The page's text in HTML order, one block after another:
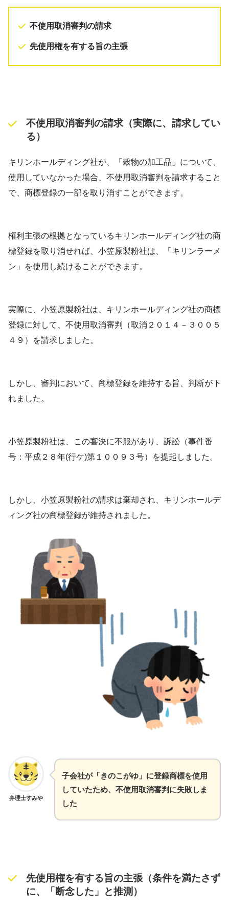
不使用取消審判の請求
先使用権を有する旨の主張
不使用取消審判の請求（実際に、請求してい
る）
キリンホールディング社が、「穀物の加工品」について、
使用していなかった場合、不使用取消審判を請求すること
で、商標登録の一部を取り消すことができます。
権利主張の根拠となっているキリンホールディング社の商
標登録を取り消せれば、小笠原製粉社は、「キリンラーメ
ン」を使用し続けることができます。
実際に、小笠原製粉社は、キリンホールディング社の商標
登録に対して、不使用取消審判（取消２０１４－３００５
４９）を請求しました。
しかし、審判において、商標登録を維持する旨、判断が下
れました。
小笠原製粉社は、この審決に不服があり、訴訟（事件番
号：平成２８年(行ケ)第１００９３号）を提起しました。
しかし、小笠原製粉社の請求は棄却され、キリンホールデ
ィング社の商標登録が維持されました。
弁理士すみや
子会社が「きのこがゆ」に登録商標を使用
していたため、不使用取消審判に失敗しま
した
先使用権を有する旨の主張（条件を満たさず
に、「断念した」と推測）